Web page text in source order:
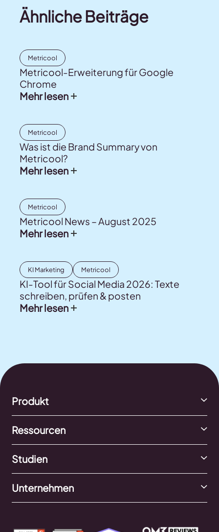
Ähnliche Beiträge
Metricool
Metricool-Erweiterung für Google
Chrome
Mehr lesen
Metricool
Was ist die Brand Summary von
Metricool?
Mehr lesen
Metricool
Metricool News – August 2025
Mehr lesen
KI Marketing Metricool
KI-Tool für Social Media 2026: Texte
schreiben, prüfen & posten
Mehr lesen
Produkt
Ressourcen
Studien
Unternehmen